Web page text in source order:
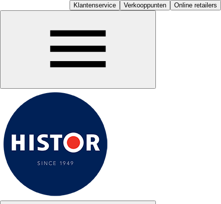
Klantenservice Verkooppunten Online retailers